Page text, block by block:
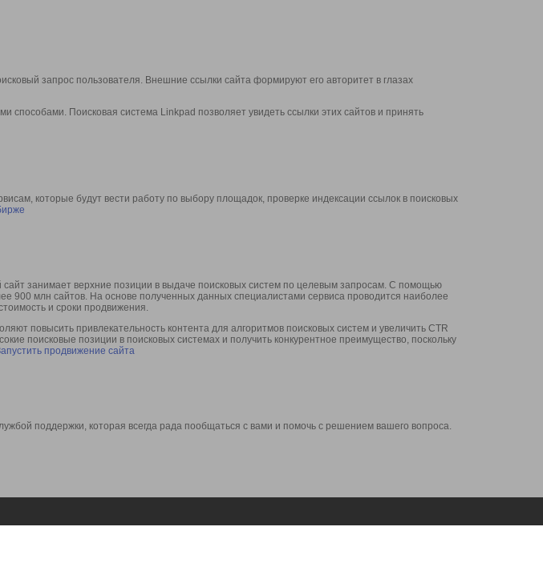
запрос пользователя. Внешние ссылки сайта формируют его авторитет в глазах
Поисковая система Linkpad позволяет увидеть ссылки этих сайтов и принять
которые будут вести работу по выбору площадок, проверке индексации ссылок в поисковых
занимает верхние позиции в выдаче поисковых систем по целевым запросам. С помощью
900 млн сайтов. На основе полученных данных специалистами сервиса проводится наиболее
и сроки продвижения.
повысить привлекательность контента для алгоритмов поисковых систем и увеличить CTR
поисковые позиции в поисковых системах и получить конкурентное преимущество, поскольку
продвижение сайта
поддержки, которая всегда рада пообщаться с вами и помочь с решением вашего вопроса.